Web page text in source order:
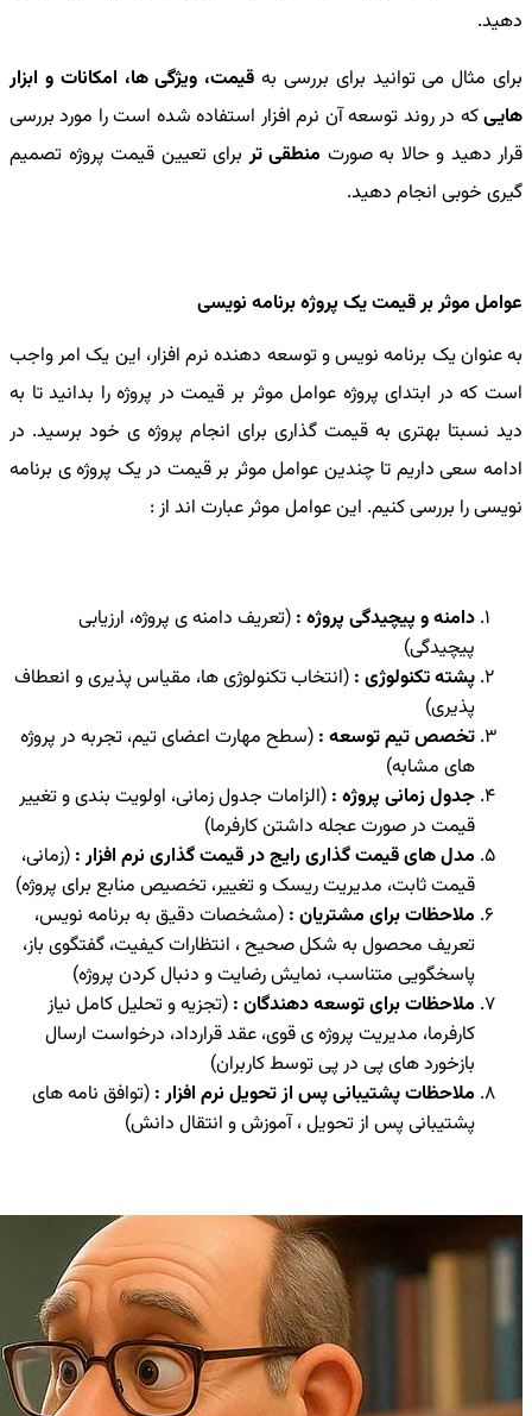
دهید.
برای مثال می توانید برای بررسی به قیمت، ویژگی ها، امکانات و ابزار
هاییکه در روند توسعه آن نرم افزار استفاده شده است را مورد بررسی
قرار دهید و حالا به صورت منطقی تر برای تعیین قیمت پروژه تصمیم
گیری خوبی انجام دهید.
عوامل موثر بر قیمت یک پروژه برنامه نویسی
به عنوان یک برنامه نویس و توسعه دهنده نرم افزار، این یک امر واجب
است که در ابتدای پروژه عوامل موثر بر قیمت در پروژه را بدانید تا به
دید نسبتا بهتری به قیمت گذاری برای انجام پروژه ی خود برسید. در
ادامه سعی داریم تا چندین عوامل موثر بر قیمت در یک پروژه ی برنامه
نویسی را بررسی کنیم. این عوامل موثر عبارت اند از :
دامنه و پیچیدگی پروژه : (تعریف دامنه ی پروژه، ارزیابی
پیچیدگی)
پشته تکنولوژی : (انتخاب تکنولوژی ها، مقیاس پذیری و انعطاف
پذیری)
تخصص تیم توسعه : (سطح مهارت اعضای تیم، تجربه در پروژه
های مشابه)
جدول زمانی پروژه : (الزامات جدول زمانی، اولویت بندی و تغییر
قیمت در صورت عجله داشتن کارفرما)
مدل های قیمت گذاری رایج در قیمت گذاری نرم افزار : (زمانی،
قیمت ثابت، مدیریت ریسک و تغییر، تخصیص منابع برای پروژه)
ملاحظات برای مشتریان : (مشخصات دقیق به برنامه نویس،
تعریف محصول به شکل صحیح ، انتظارات کیفیت، گفتگوی باز،
پاسخگویی متناسب، نمایش رضایت و دنبال کردن پروژه)
ملاحظات برای توسعه دهندگان : (تجزیه و تحلیل کامل نیاز
کارفرما، مدیریت پروژه ی قوی، عقد قرارداد، درخواست ارسال
بازخورد های پی در پی توسط کاربران)
ملاحظات پشتیبانی پس از تحویل نرم افزار : (توافق نامه های
پشتیبانی پس از تحویل ، آموزش و انتقال دانش)